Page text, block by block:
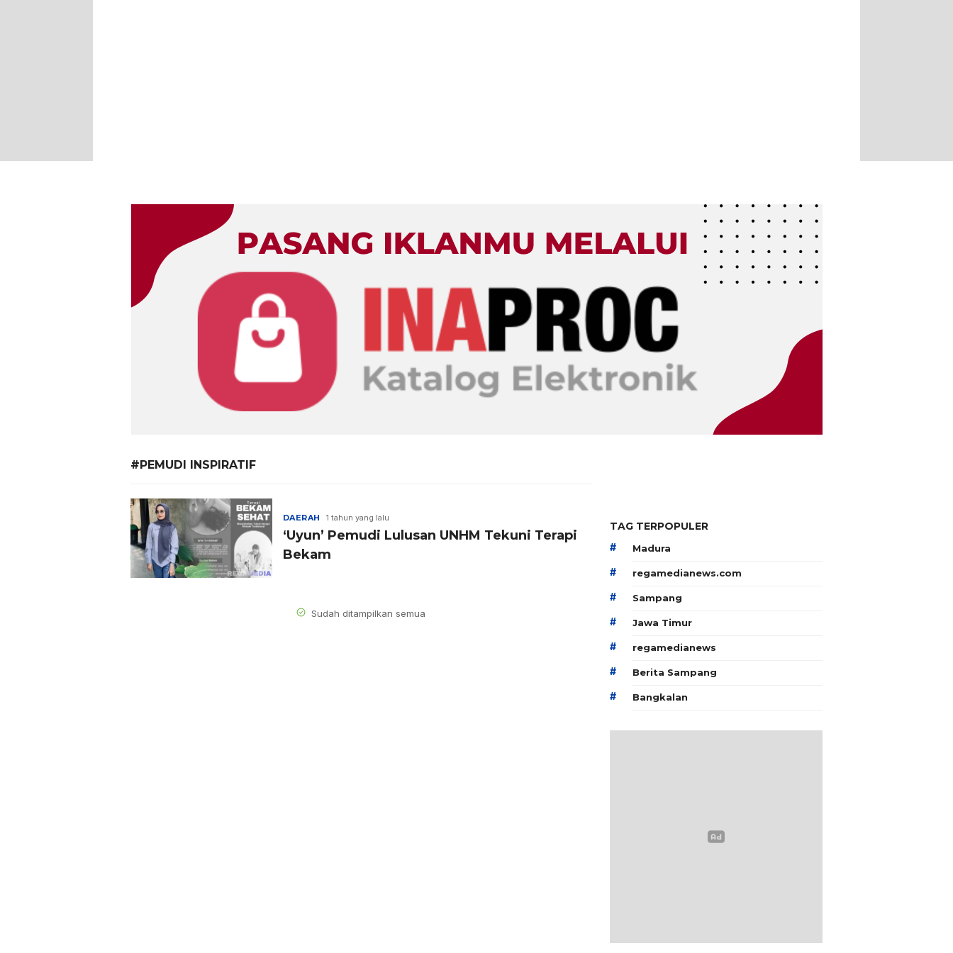
#PEMUDI INSPIRATIF
DAERAH 1 tahun yang lalu
‘Uyun’ Pemudi Lulusan UNHM Tekuni Terapi
Bekam
Sudah ditampilkan semua
TAG TERPOPULER
# Madura
# regamedianews.com
# Sampang
# Jawa Timur
# regamedianews
# Berita Sampang
# Bangkalan